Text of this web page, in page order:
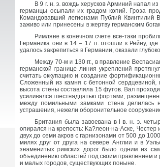
В 9 г. н. э. вождь херусков Арминий напал
германцы осыпали их градом копий. Гроза
Командовавший легионами Публий
заживо или принесены в жертву германским
Римляне в конечном счете все-таки
Германика они в 14 – 17 гг. отошли к Рейну,
удалось закрепиться в Германии, оказали
Между 70-м и 130 гг., в правление
германской границе линия укреплений
считать оккупацию и создание
Сложенный из камня с бетонной
высота стены составляла 15 футов. Вал
усиливался шестнадцатью фортами,
между помильными замками стена делилась
устрашения, нежели оборонительное
Британия была завоевана в I в. н. э.
опирался на крепость: Ka?лeoн-нa-Аске,
двух до семи акров с гарнизонами от 500 до
милях друг от друга на севере Англии и в
знаменитых римских дорог было одним из
объединению областей под своим правлением
и малых городов, существующих поныне.